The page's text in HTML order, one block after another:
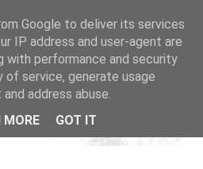
Google to deliver its services
IP address and user-agent are
with performance and security
service, generate usage
address abuse.
MORE
GOT IT